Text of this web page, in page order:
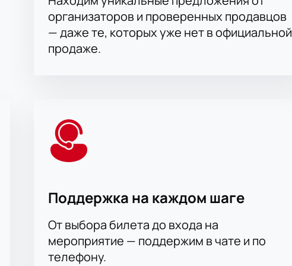
организаторов и проверенных продавцов
— даже те, которых уже нет в официальной
продаже.
Поддержка на каждом шаге
От выбора билета до входа на
мероприятие — поддержим в чате и по
телефону.